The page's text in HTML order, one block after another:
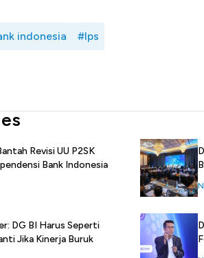
indonesia #lps
Revisi UU P2SK
Bank Indonesia
DG BI Harus Seperti
Jika Kinerja Buruk